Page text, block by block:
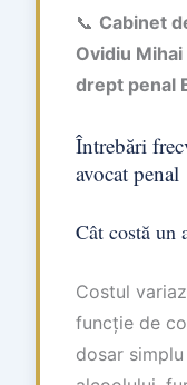
📞 Cabinet
Ovidiu
drept penal
Întrebări
avocat penal
Cât costă un
Costul
funcție de
dosar